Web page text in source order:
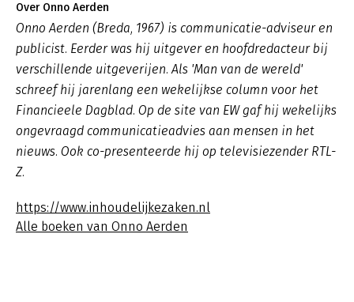
Over Onno Aerden
Onno Aerden (Breda, 1967) is communicatie-adviseur en
publicist. Eerder was hij uitgever en hoofdredacteur bij
verschillende uitgeverijen. Als 'Man van de wereld'
schreef hij jarenlang een wekelijkse column voor het
Financieele Dagblad. Op de site van EW gaf hij wekelijks
ongevraagd communicatieadvies aan mensen in het
nieuws. Ook co-presenteerde hij op televisiezender RTL-
Z.
https://www.inhoudelijkezaken.nl
Alle boeken van Onno Aerden